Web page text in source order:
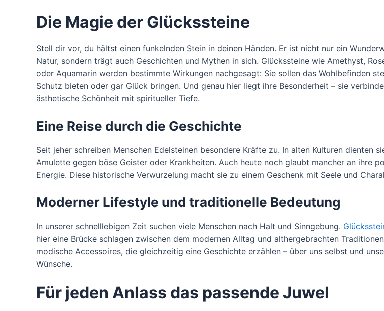
Die Magie der Glückssteine
Stell dir vor, du hältst einen funkelnden Stein in deinen Händen. Er ist nicht nur ein
Natur, sondern trägt auch Geschichten und Mythen in sich. Glückssteine wie Amethyst,
oder Aquamarin werden bestimmte Wirkungen nachgesagt: Sie sollen das Wohlbefinden
Schutz bieten oder gar Glück bringen. Und genau hier liegt ihre Besonderheit – sie
ästhetische Schönheit mit spiritueller Tiefe.
Eine Reise durch die Geschichte
Seit jeher schreiben Menschen Edelsteinen besondere Kräfte zu. In alten Kulturen dienten
Amulette gegen böse Geister oder Krankheiten. Auch heute noch glaubt mancher an ihre
Energie. Diese historische Verwurzelung macht sie zu einem Geschenk mit Seele und
Moderner Lifestyle und traditionelle Bedeutung
In unserer schnelllebigen Zeit suchen viele Menschen nach Halt und Sinngebung.
hier eine Brücke schlagen zwischen dem modernen Alltag und althergebrachten
modische Accessoires, die gleichzeitig eine Geschichte erzählen – über uns selbst und
Wünsche.
Für jeden Anlass das passende Juwel